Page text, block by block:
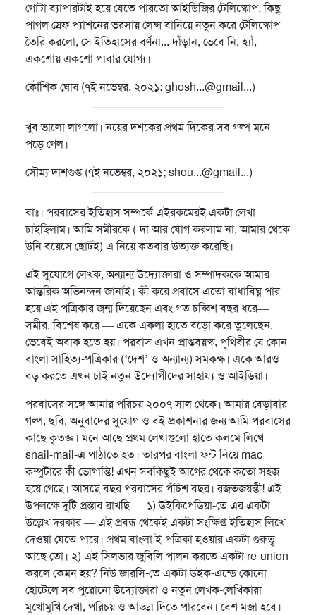
গোটা ব‍্যাপারটাই হয়ে যেতে পারতো আইডিজির টেলিস্কোপ, কিছু
পাগল স্রেফ প‍্যাশনের ভরসায় লেন্স বানিয়ে নতুন করে টেলিস্কোপ
তৈরি করলো, সে ইতিহাসের বর্ণনা... দাঁড়ান, ভেবে নি, হ্যাঁ,
একশোয় একশো পাবার যোগ‍্য।
কৌশিক ঘোষ (৭ই নভেম্বর, ২০২১; ghosh...@gmail...)
খুব ভালো লাগলো। নয়ের দশকের প্রথম দিকের সব গল্প মনে
পড়ে গেল।
সৌম্য দাশগুপ্ত (৭ই নভেম্বর, ২০২১; shou...@gmail...)
বাঃ। পরবাসের ইতিহাস সম্পর্কে এইরকমেরই একটা লেখা
চাইছিলাম। আমি সমীরকে (-দা আর যোগ করলাম না, আমার থেকে
উনি বয়েসে ছোটই) এ নিয়ে কতবার উত্যক্ত করেছি।
এই সুযোগে লেখক, অন্যান্য উদ্যোক্তারা ও সম্পাদককে আমার
আন্তরিক অভিনন্দন জানাই। কী করে প্রবাসে এতো বাধাবিঘ্ন পার
হয়ে এই পত্রিকার জন্ম দিয়েছেন এবং গত চব্বিশ বছর ধরে—
সমীর, বিশেষ করে — একে একলা হাতে বড়ো করে তুলেছেন,
ভেবেই অবাক হতে হয়। পরবাস এখন প্রাপ্তবয়স্ক, পৃথিবীর যে কোন
বাংলা সাহিত্য-পত্রিকার (‘দেশ’ ও অন্যান্য) সমকক্ষ। একে আরও
বড় করতে এখন চাই নতুন উদ্যোগীদের সাহায্য ও আইডিয়া।
পরবাসের সঙ্গে আমার পরিচয় ২০০৭ সাল থেকে। আমার বেড়াবার
গল্প, ছবি, অনুবাদের সুযোগ ও বই প্রকাশনার জন্য আমি পরবাসের
কাছে কৃতজ্ঞ। মনে আছে প্রথম লেখাগুলো হাতে কলমে লিখে
snail-mail-এ পাঠাতে হত। তারপর বাংলা ফন্ট নিয়ে mac
কম্পুটারে কী ভোগান্তি! এখন সবকিছুই আগের থেকে কতো সহজ
হয়ে গেছে। আসছে বছর পরবাসের পঁচিশ বছর। রজতজয়ন্তী! এই
উপলক্ষে দুটি প্রস্তাব রাখছি — ১) উইকিপেডিয়া-তে এর একটা
উল্লেখ দরকার — এই প্রবন্ধ থেকেই একটা সংক্ষিপ্ত ইতিহাস লিখে
দেওয়া যেতে পারে। প্রথম বাংলা ই-পত্রিকা হওয়ার একটা গুরুত্ব
আছে তো। ২) এই সিলভার জুবিলি পালন করতে একটা re-union
করলে কেমন হয়? নিউ জারসি-তে একটা উইক-এন্ডে কোনো
হোটেলে সব পুরোনো উদ্যোক্তারা ও নতুন লেখক-লেখিকারা
মুখোমুখি দেখা, পরিচয় ও আড্ডা দিতে পারবেন। বেশ মজা হবে।